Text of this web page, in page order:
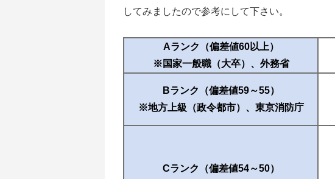
してみましたので参考にして下さい。
Aランク（偏差値60以上）
※国家一般職（大卒）、外務省
Bランク（偏差値59～55）
※地方上級（政令都市）、東京消防庁
Cランク（偏差値54～50）